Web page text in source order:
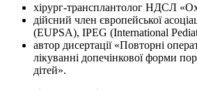
хірург-трансплантолог НДСЛ
дійсний член європейської
(EUPSA), IPEG (International
автор дисертації «Повторні
лікуванні допечінкової форми
дітей».